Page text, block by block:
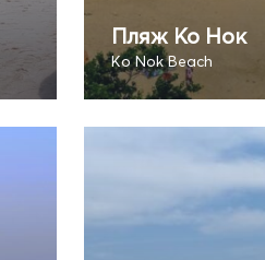
Пляж Ко Нок
Ko Nok Beach